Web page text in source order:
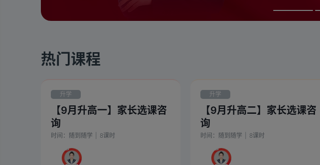
热门课程
升学
【9月升高一】家长选课咨
询
时间： 随到随学 8课时
升学
【9月升高二】家长选课咨
询
时间： 随到随学 8课时